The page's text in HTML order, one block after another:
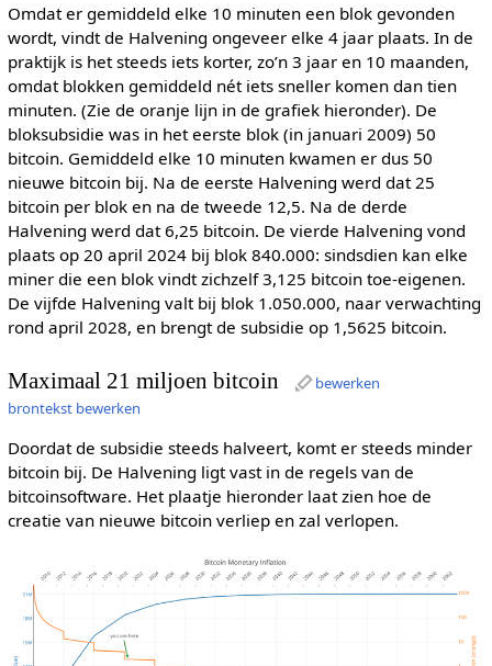
Omdat er gemiddeld elke 10 minuten een blok gevonden
wordt, vindt de Halvening ongeveer elke 4 jaar plaats. In de
praktijk is het steeds iets korter, zo’n 3 jaar en 10 maanden,
omdat blokken gemiddeld nét iets sneller komen dan tien
minuten. (Zie de oranje lijn in de grafiek hieronder). De
bloksubsidie was in het eerste blok (in januari 2009) 50
bitcoin. Gemiddeld elke 10 minuten kwamen er dus 50
nieuwe bitcoin bij. Na de eerste Halvening werd dat 25
bitcoin per blok en na de tweede 12,5. Na de derde
Halvening werd dat 6,25 bitcoin. De vierde Halvening vond
plaats op 20 april 2024 bij blok 840.000: sindsdien kan elke
miner die een blok vindt zichzelf 3,125 bitcoin toe-eigenen.
De vijfde Halvening valt bij blok 1.050.000, naar verwachting
rond april 2028, en brengt de subsidie op 1,5625 bitcoin.
Maximaal 21 miljoen bitcoin
bewerken
brontekst bewerken
Doordat de subsidie steeds halveert, komt er steeds minder
bitcoin bij. De Halvening ligt vast in de regels van de
bitcoinsoftware. Het plaatje hieronder laat zien hoe de
creatie van nieuwe bitcoin verliep en zal verlopen.